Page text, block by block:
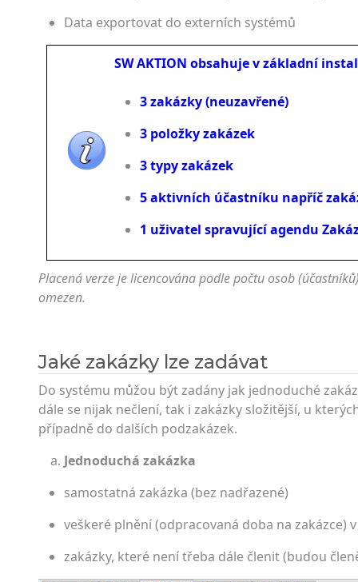
Data exportovat do externích systémů
SW AKTION obsahuje v základní
3 zakázky (neuzavřené)
3 položky zakázek
3 typy zakázek
5 aktivních účastníku napříč
1 uživatel spravující agendu
Placená verze je licencována podle počtu osob
omezen.
Jaké zakázky lze zadávat
Do systému můžou být zadány jak jednoduché
dále se nijak nečlení, tak i zakázky složitější, u
případně do dalších podzakázek.
Jednoduchá zakázka
samostatná zakázka (bez nadřazené)
veškeré plnění (odpracovaná doba na zakázce)
zakázky, které není třeba dále členit (budou